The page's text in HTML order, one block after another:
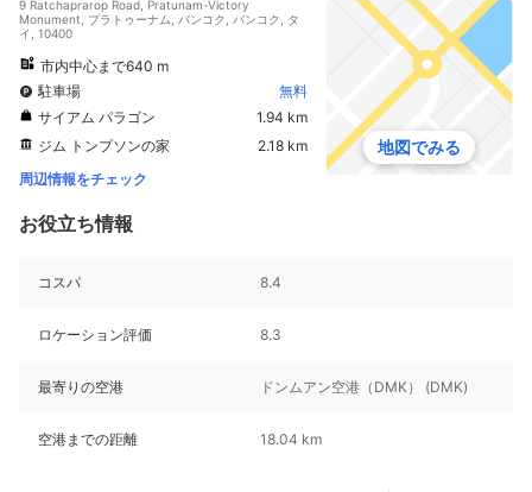
9 Ratchaprarop Road, Pratunam-Victory
Monument, プラトゥーナム, バンコク, バンコク, タ
イ, 10400
市内中心まで640 m
駐車場
無料
サイアム パラゴン
1.94 km
ジム トンプソンの家
2.18 km
周辺情報をチェック
地図でみる
お役立ち情報
コスパ 8.4
ロケーション評価 8.3
最寄りの空港 ドンムアン空港（DMK） (DMK)
空港までの距離 18.04 km